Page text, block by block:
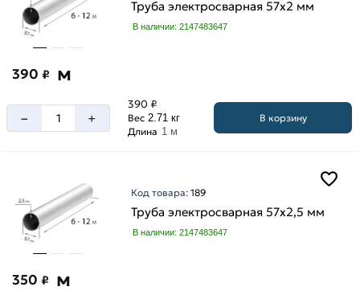
Труба электросварная 57х2 мм
В наличии: 2147483647
390 ₽ м
– +
390 ₽
Вес 2.71 кг
Длина 1 м
В корзину
Код товара:189
Труба электросварная 57х2,5 мм
В наличии: 2147483647
350 ₽ м